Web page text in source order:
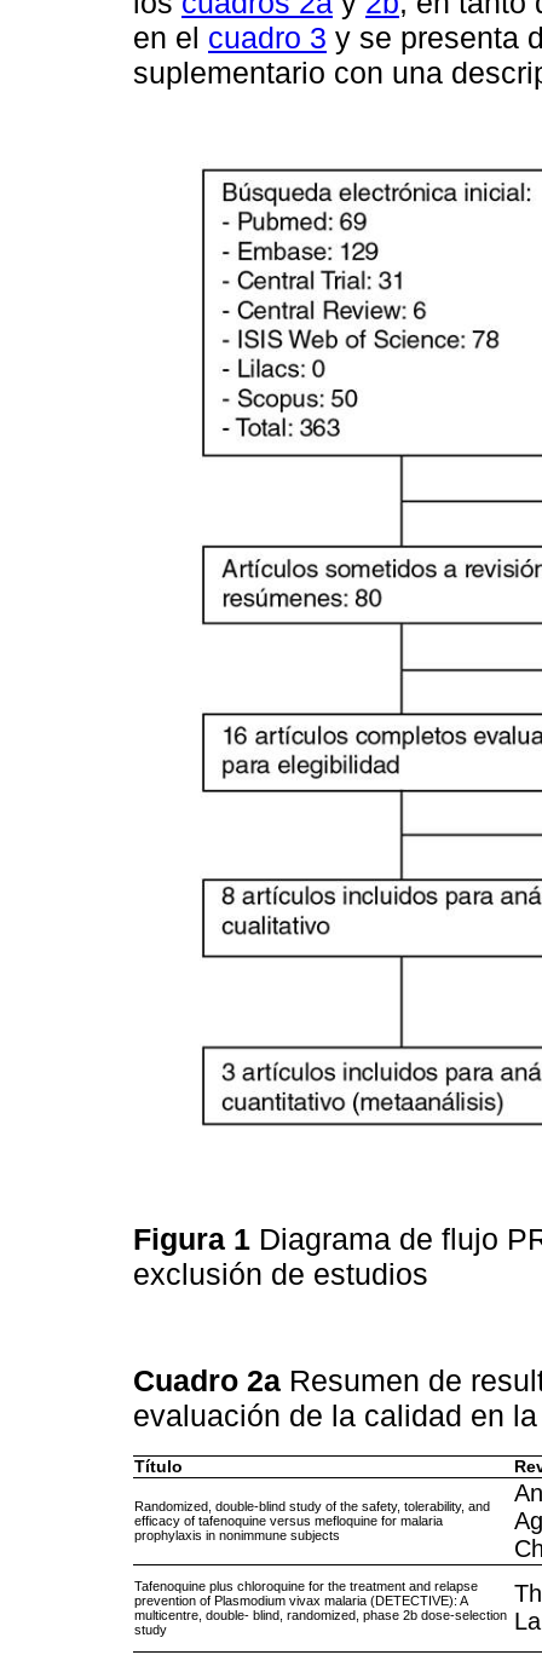
en el cuadro 3 y se presenta
suplementario con una
Figura 1 Diagrama de flujo
exclusión de estudios
Cuadro 2a Resumen de
evaluación de la calidad en
Título
Randomized, double-blind study of the safety, tolerability, and
efficacy of tafenoquine versus mefloquine for malaria
prophylaxis in nonimmune subjects
Tafenoquine plus chloroquine for the treatment and relapse
prevention of Plasmodium vivax malaria (DETECTIVE): A
multicentre, double- blind, randomized, phase 2b dose-selection
study